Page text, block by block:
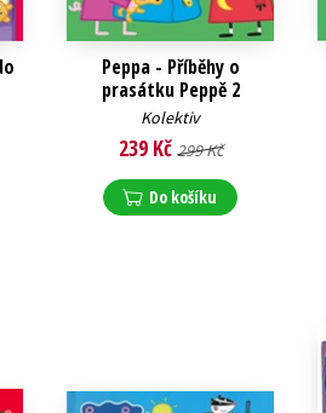
Peppa - Příběhy o
prasátku Peppě 2
Kolektiv
239 Kč 299 Kč
Do košíku